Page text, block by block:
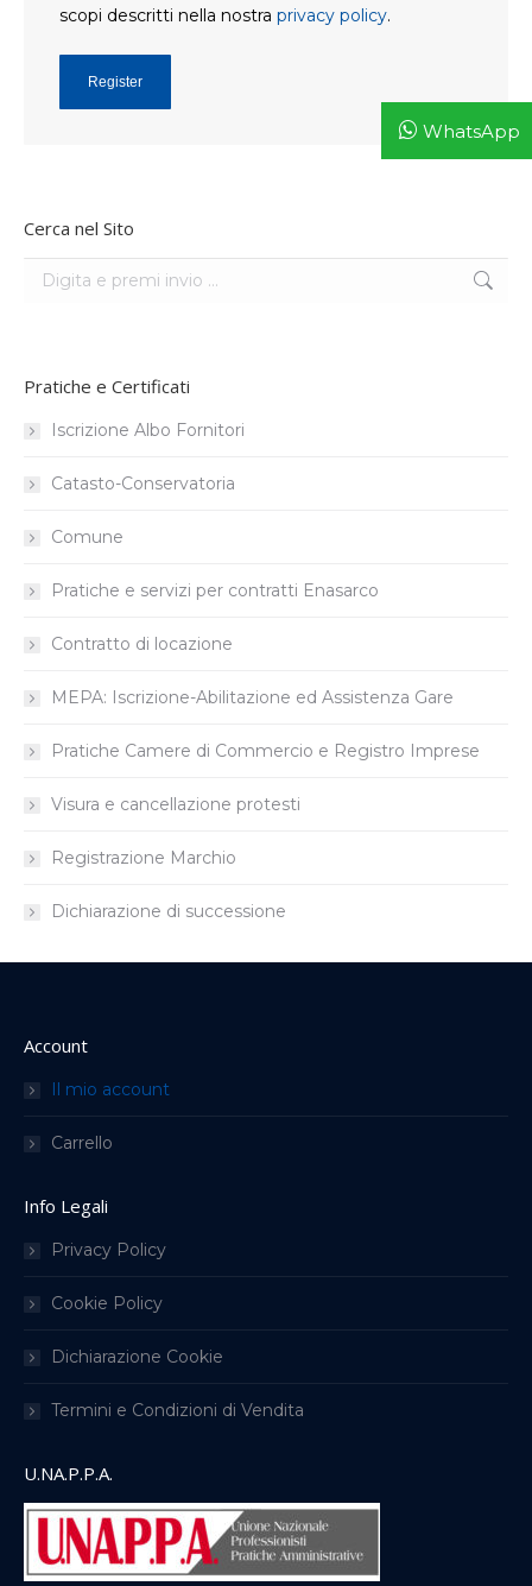
scopi descritti nella nostra privacy policy.
Register
Cerca nel Sito
Search:
Pratiche e Certificati
Iscrizione Albo Fornitori
Catasto-Conservatoria
Comune
Pratiche e servizi per contratti Enasarco
Contratto di locazione
MEPA: Iscrizione-Abilitazione ed Assistenza Gare
Pratiche Camere di Commercio e Registro Imprese
Visura e cancellazione protesti
Registrazione Marchio
Dichiarazione di successione
Account
Il mio account
Carrello
Info Legali
Privacy Policy
Cookie Policy
Dichiarazione Cookie
Termini e Condizioni di Vendita
U.NA.P.P.A.
WhatsApp